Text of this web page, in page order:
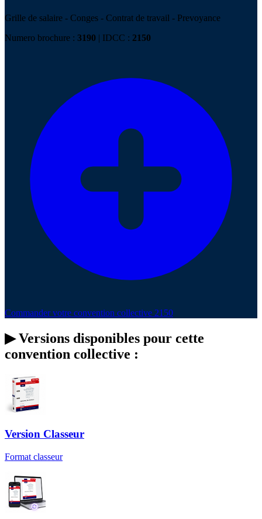
Grille de salaire - Conges - Contrat de travail - Prevoyance
Numero brochure : 3190 | IDCC : 2150
Commander votre convention collective 2150
▶Versions disponibles pour cette
convention collective :
Version Classeur
Format classeur